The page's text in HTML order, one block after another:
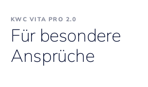
KWC VITA PRO 2.0
Für besondere
Ansprüche